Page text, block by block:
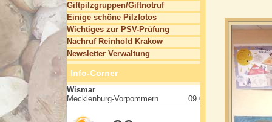
Giftpilzgruppen/Giftnotruf
Einige schöne Pilzfotos
Wichtiges zur PSV-Prüfung
Nachruf Reinhold Krakow
Newsletter Verwaltung
Info-Corner